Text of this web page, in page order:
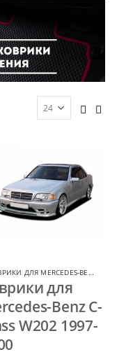
ДЛЯ MERCEDES КОВРИКИ ДЛЯ MERCEDES-BENZ C-CLASS
для
Benz C-
W202 1997-